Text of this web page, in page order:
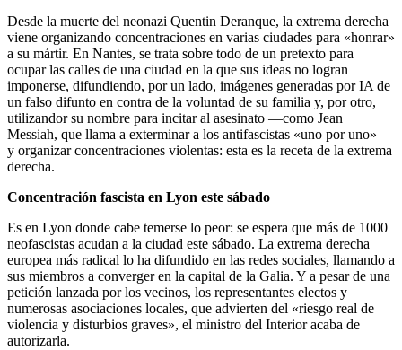
Desde la muerte del neonazi Quentin Deranque, la extrema derecha
viene organizando concentraciones en varias ciudades para «honrar»
a su mártir. En Nantes, se trata sobre todo de un pretexto para
ocupar las calles de una ciudad en la que sus ideas no logran
imponerse, difundiendo, por un lado, imágenes generadas por IA de
un falso difunto en contra de la voluntad de su familia y, por otro,
utilizandor su nombre para incitar al asesinato —como Jean
Messiah, que llama a exterminar a los antifascistas «uno por uno»—
y organizar concentraciones violentas: esta es la receta de la extrema
derecha.
Concentración fascista en Lyon este sábado
Es en Lyon donde cabe temerse lo peor: se espera que más de 1000
neofascistas acudan a la ciudad este sábado. La extrema derecha
europea más radical lo ha difundido en las redes sociales, llamando a
sus miembros a converger en la capital de la Galia. Y a pesar de una
petición lanzada por los vecinos, los representantes electos y
numerosas asociaciones locales, que advierten del «riesgo real de
violencia y disturbios graves», el ministro del Interior acaba de
autorizarla.